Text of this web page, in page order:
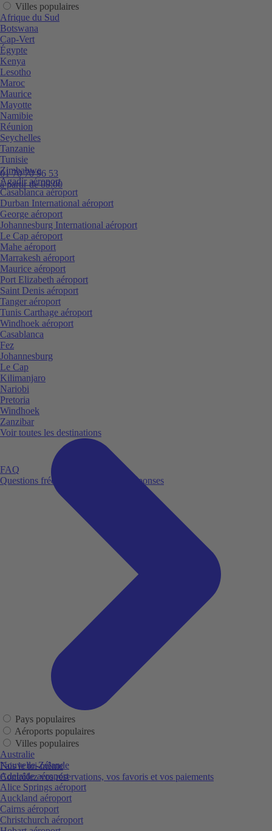
01 70 70 96 53
à partir de 09:00
FAQ
Questions fréquemment posées et réponses
Fais le toi-même
Contrôlez vos réservations, vos favoris et vos paiements
Villes populaires
Afrique du Sud
Botswana
Cap-Vert
Égypte
Kenya
Lesotho
Maroc
Maurice
Mayotte
Namibie
Réunion
Seychelles
Tanzanie
Tunisie
Zimbabwe
Agadir aéroport
Casablanca aéroport
Durban International aéroport
George aéroport
Johannesburg International aéroport
Le Cap aéroport
Mahe aéroport
Marrakesh aéroport
Maurice aéroport
Port Elizabeth aéroport
Saint Denis aéroport
Tanger aéroport
Tunis Carthage aéroport
Windhoek aéroport
Casablanca
Fez
Johannesburg
Le Cap
Kilimanjaro
Nariobi
Pretoria
Windhoek
Zanzibar
Voir toutes les destinations
Pays populaires
Aéroports populaires
Villes populaires
Australie
Nouvelle-Zélande
Adelaide aéroport
Alice Springs aéroport
Auckland aéroport
Cairns aéroport
Christchurch aéroport